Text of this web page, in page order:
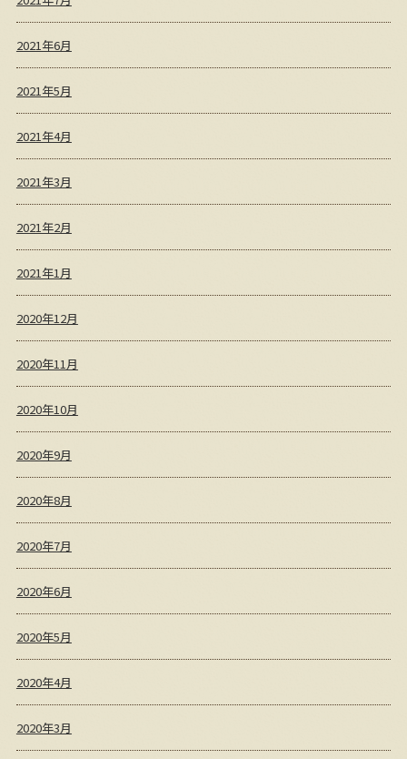
2021年6月
2021年5月
2021年4月
2021年3月
2021年2月
2021年1月
2020年12月
2020年11月
2020年10月
2020年9月
2020年8月
2020年7月
2020年6月
2020年5月
2020年4月
2020年3月